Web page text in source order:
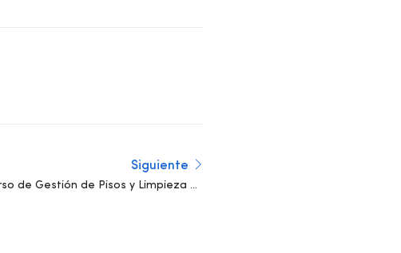
Siguiente
de Gestión de Pisos y Limpieza en